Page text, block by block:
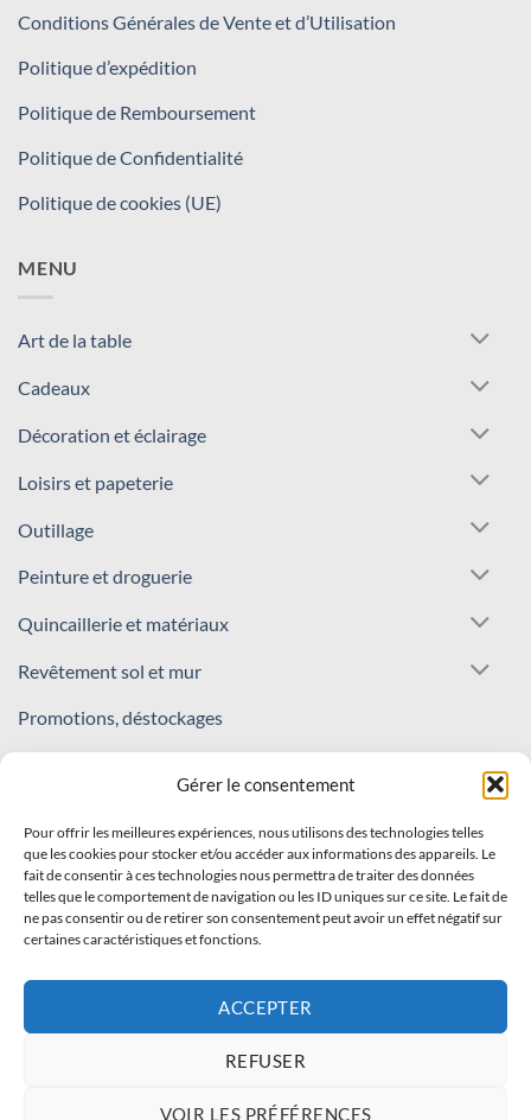
Gérer le consentement
Pour offrir les meilleures expériences, nous utilisons des technologies telles
que les cookies pour stocker et/ou accéder aux informations des appareils. Le
fait de consentir à ces technologies nous permettra de traiter des données
telles que le comportement de navigation ou les ID uniques sur ce site. Le fait de
ne pas consentir ou de retirer son consentement peut avoir un effet négatif sur
certaines caractéristiques et fonctions.
ACCEPTER
REFUSER
VOIR LES PRÉFÉRENCES
Conditions Générales de Vente et d’Utilisation
Politique d’expédition
Politique de Remboursement
Politique de Confidentialité
Politique de cookies (UE)
MENU
Art de la table
Cadeaux
Décoration et éclairage
Loisirs et papeterie
Outillage
Peinture et droguerie
Quincaillerie et matériaux
Revêtement sol et mur
Promotions, déstockages
REJOIGNEZ NOTRE COMMUNAUTÉ !
Inscrivez-vous à notre newsletter
Recevez nos offres et nouveautés en avant-première !
Stripe